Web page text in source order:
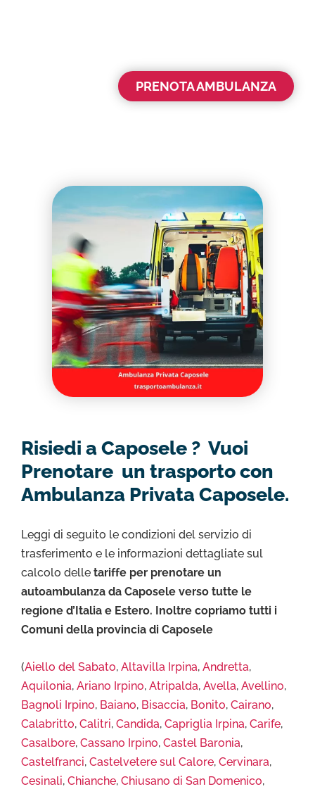
PRENOTA AMBULANZA
Risiedi a Caposele ? Vuoi
Prenotare un trasporto con
Ambulanza Privata Caposele.
Leggi di seguito le condizioni del servizio di
trasferimento e le informazioni dettagliate sul
calcolo delle tariffe per prenotare un
autoambulanza da Caposele verso tutte le
regione d’Italia e Estero. Inoltre copriamo tutti i
Comuni della provincia di Caposele
(Aiello del Sabato, Altavilla Irpina, Andretta,
Aquilonia, Ariano Irpino, Atripalda, Avella, Avellino,
Bagnoli Irpino, Baiano, Bisaccia, Bonito, Cairano,
Calabritto, Calitri, Candida, Capriglia Irpina, Carife,
Casalbore, Cassano Irpino, Castel Baronia,
Castelfranci, Castelvetere sul Calore, Cervinara,
Cesinali, Chianche, Chiusano di San Domenico,